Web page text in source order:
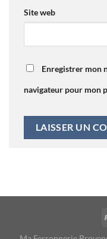
Site web
Enregistrer mon
navigateur pour mon